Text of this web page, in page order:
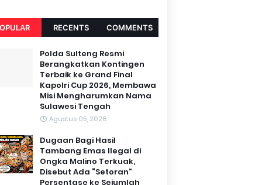
RECENTS COMMENTS
Polda Sulteng Resmi
Berangkatkan Kontingen
Terbaik ke Grand Final
Kapolri Cup 2026, Membawa
Misi Mengharumkan Nama
Sulawesi Tengah
Agustus 05, 2026
Dugaan Bagi Hasil
Tambang Emas Ilegal di
Ongka Malino Terkuak,
Disebut Ada “Setoran”
Persentase ke Sejumlah